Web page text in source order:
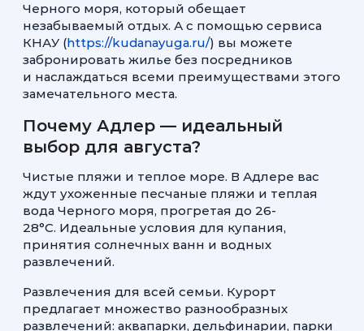
Черного моря, который обещает
незабываемый отдых. А с помощью сервиса
КНАУ (https://kudanayuga.ru/) вы можете
забронировать жилье без посредников
и наслаждаться всеми преимуществами этого
замечательного места.
Почему Адлер — идеальный
выбор для августа?
Чистые пляжи и теплое море. В Адлере вас
ждут ухоженные песчаные пляжи и теплая
вода Черного моря, прогретая до 26-
28°C. Идеальные условия для купания,
принятия солнечных ванн и водных
развлечений.
Развлечения для всей семьи. Курорт
предлагает множество разнообразных
развлечений: аквапарки, дельфинарии, парки